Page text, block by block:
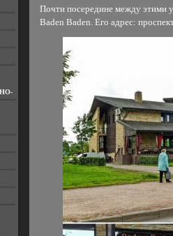
Почти посередине между этими
Baden Baden. Его адрес: